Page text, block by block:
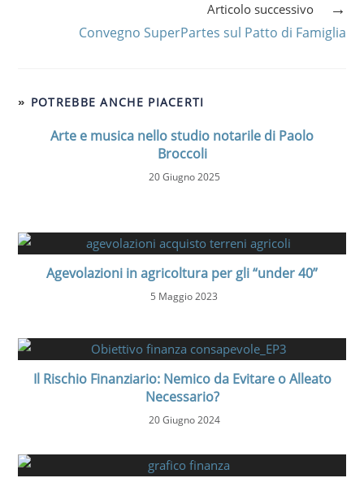
Articolo successivo
Convegno SuperPartes sul Patto di Famiglia
POTREBBE ANCHE PIACERTI
Arte e musica nello studio notarile di Paolo
Broccoli
20 Giugno 2025
Agevolazioni in agricoltura per gli “under 40”
5 Maggio 2023
Il Rischio Finanziario: Nemico da Evitare o Alleato
Necessario?
20 Giugno 2024